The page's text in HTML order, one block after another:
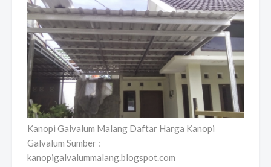
Kanopi Galvalum Malang Daftar Harga Kanopi
Galvalum Sumber :
kanopigalvalummalang.blogspot.com